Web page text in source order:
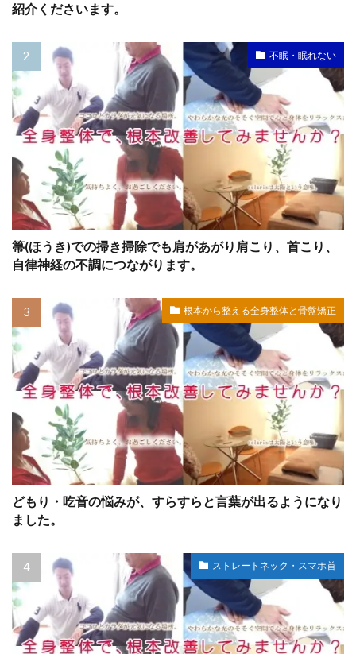
紹介くださいます。
不眠・眠れない
箒(ほうき)での掃き掃除でも肩があがり肩こり、首こり、
自律神経の不調につながります。
根本から整える全身整体と骨盤矯正
どもり・吃音の悩みが、すらすらと言葉が出るようになり
ました。
ストレートネック・スマホ首